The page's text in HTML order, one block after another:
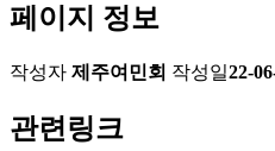
페이지 정보
작성자 제주여민회 작성일22-
관련링크